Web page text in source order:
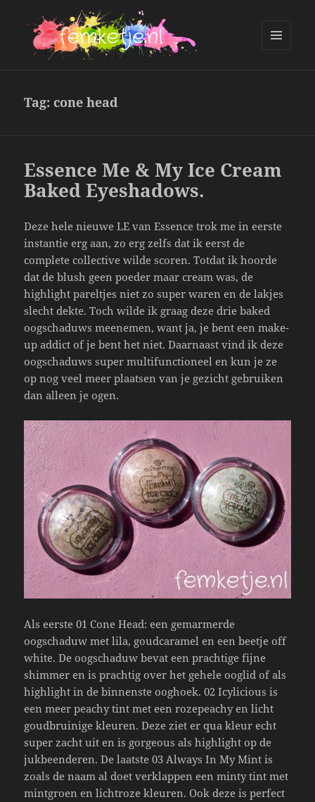
Tag: cone head
Essence Me & My Ice Cream
Baked Eyeshadows.
Deze hele nieuwe LE van Essence trok me in eerste
instantie erg aan, zo erg zelfs dat ik eerst de
complete collective wilde scoren. Totdat ik hoorde
dat de blush geen poeder maar cream was, de
highlight pareltjes niet zo super waren en de lakjes
slecht dekte. Toch wilde ik graag deze drie baked
oogschaduws meenemen, want ja, je bent een make-
up addict of je bent het niet. Daarnaast vind ik deze
oogschaduws super multifunctioneel en kun je ze
op nog veel meer plaatsen van je gezicht gebruiken
dan alleen je ogen.
Als eerste 01 Cone Head: een gemarmerde
oogschaduw met lila, goudcaramel en een beetje off
white. De oogschaduw bevat een prachtige fijne
shimmer en is prachtig over het gehele ooglid of als
highlight in de binnenste ooghoek. 02 Icylicious is
een meer peachy tint met een rozepeachy en licht
goudbruinige kleuren. Deze ziet er qua kleur echt
super zacht uit en is gorgeous als highlight op de
jukbeenderen. De laatste 03 Always In My Mint is
zoals de naam al doet verklappen een minty tint met
mintgroen en lichtroze kleuren. Ook deze is perfect